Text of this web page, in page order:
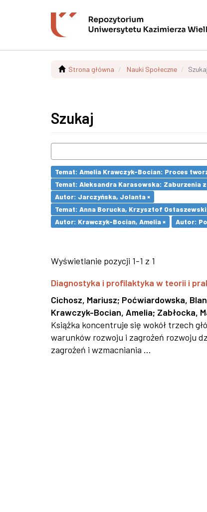
Strona główna Nauki Społeczne Szukaj
Szukaj
Temat: Amelia Krawczyk-Bocian: Proces
Temat: Aleksandra Karasowska: Zaburzenia
Autor: Jarczyńska, Jolanta ×
Temat: Anna Borucka, Krzysztof
Autor: Krawczyk-Bocian, Amelia ×
Autor:
Wyświetlanie pozycji 1-1 z 1
Diagnostyka i profilaktyka w teorii i
Cichosz, Mariusz; Poćwiardowska,
Krawczyk-Bocian, Amelia; Zabłocka,
Książka koncentruje się wokół trzech
warunków rozwoju i zagrożeń rozwoju
zagrożeń i wzmacniania ...